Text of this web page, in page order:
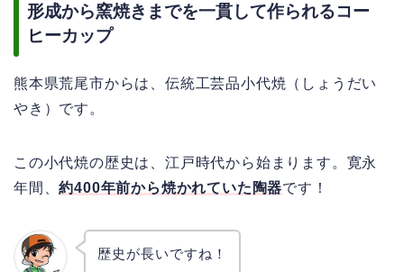
形成から窯焼きまでを一貫して作られるコー
ヒーカップ
熊本県荒尾市からは、伝統工芸品小代焼（しょうだい
やき）です。
この小代焼の歴史は、江戸時代から始まります。寛永
年間、約400年前から焼かれていた陶器です！
歴史が長いですね！